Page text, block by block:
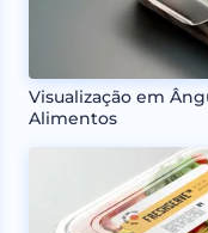
Visualização em
Alimentos